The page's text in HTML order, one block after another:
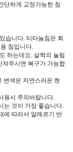
단하게 교정가능한 침
습니다. 티타늄침은 회
침입니다.
하는데요. 살짝의 눌림
져주시면 복구가 가능합
변색은 자연스러운 현
용시 주의바랍니다.
는 것이 가장 좋습니다.
에 따라서 알레르기 반